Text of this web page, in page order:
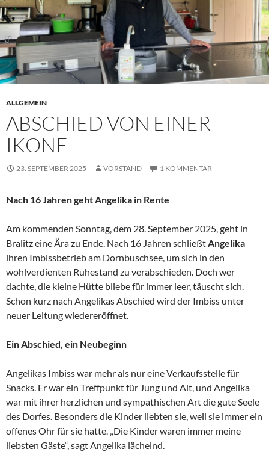
ALLGEMEIN
ABSCHIED VON EINER
IKONE
23. SEPTEMBER 2025 VORSTAND 1 KOMMENTAR
Nach 16 Jahren geht Angelika in Rente
Am kommenden Sonntag, dem 28. September 2025, geht in
Bralitz eine Ära zu Ende. Nach 16 Jahren schließt Angelika
ihren Imbissbetrieb am Dornbuschsee, um sich in den
wohlverdienten Ruhestand zu verabschieden. Doch wer
dachte, die kleine Hütte bliebe für immer leer, täuscht sich.
Schon kurz nach Angelikas Abschied wird der Imbiss unter
neuer Leitung wiedereröffnet.
Ein Abschied, ein Neubeginn
Angelikas Imbiss war mehr als nur eine Verkaufsstelle für
Snacks. Er war ein Treffpunkt für Jung und Alt, und Angelika
war mit ihrer herzlichen und sympathischen Art die gute Seele
des Dorfes. Besonders die Kinder liebten sie, weil sie immer ein
offenes Ohr für sie hatte. „Die Kinder waren immer meine
liebsten Gäste“, sagt Angelika lächelnd.